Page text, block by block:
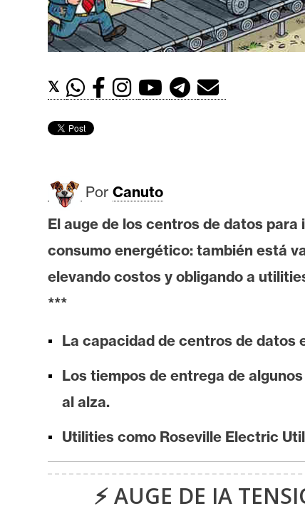
t
h
e
e
m
I
A
A
n
l
s
N
t
𝕏
Por Canuto
El auge de los centros de datos
consumo energético: también está
elevando costos y obligando a
***
La capacidad de centros de datos
Los tiempos de entrega de
al alza.
Utilities como Roseville Electric
⚡️ AUGE DE IA